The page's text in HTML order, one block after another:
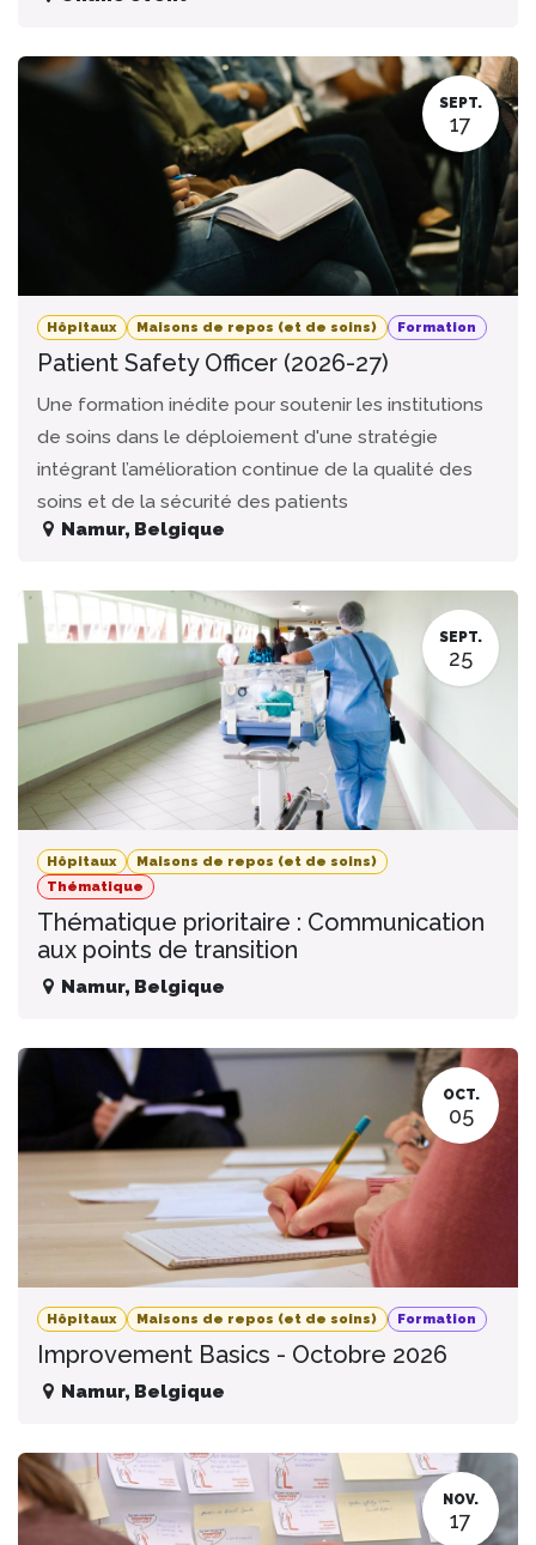
SEPT.
17
Hôpitaux Maisons de repos (et de soins) Formation
Patient Safety Officer (2026-27)
Une formation inédite pour soutenir les institutions
de soins dans le déploiement d'une stratégie
intégrant l’amélioration continue de la qualité des
soins et de la sécurité des patients
Namur, Belgique
SEPT.
25
Hôpitaux
Maisons de repos (et de soins)
Thématique
Thématique prioritaire : Communication
aux points de transition
Namur, Belgique
OCT.
05
Hôpitaux Maisons de repos (et de soins) Formation
Improvement Basics - Octobre 2026
Namur, Belgique
NOV.
17